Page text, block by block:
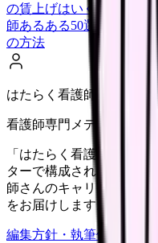
の賃上げはいくら？2026
師あるある50選【共感必至
の方法
はたらく看護師さん編集
看護師専門メディア
「はたらく看護師さん」
ターで構成されています
師さんのキャリア・転職
をお届けします。
編集方針・執筆体制・監